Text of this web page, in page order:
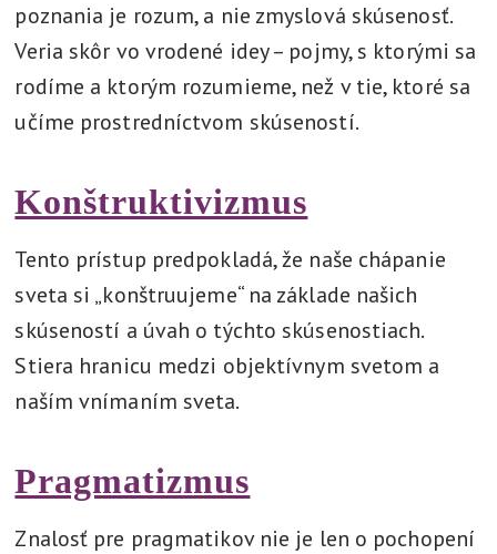
poznania je rozum, a nie zmyslová skúsenosť.
Veria skôr vo vrodené idey – pojmy, s ktorými sa
rodíme a ktorým rozumieme, než v tie, ktoré sa
učíme prostredníctvom skúseností.
Konštruktivizmus
Tento prístup predpokladá, že naše chápanie
sveta si „konštruujeme“ na základe našich
skúseností a úvah o týchto skúsenostiach.
Stiera hranicu medzi objektívnym svetom a
naším vnímaním sveta.
Pragmatizmus
Znalosť pre pragmatikov nie je len o pochopení